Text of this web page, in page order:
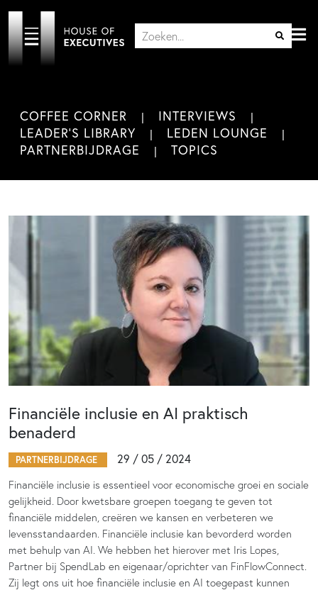
COFFEE CORNER
INTERVIEWS
LEADER'S LIBRARY
LEDEN LOUNGE
PARTNERBIJDRAGE
TOPICS
Financiële inclusie en AI praktisch
benaderd
PARTNERBIJDRAGE 29 / 05 / 2024
Financiële inclusie is essentieel voor economische groei en sociale
gelijkheid. Door kwetsbare groepen toegang te geven tot
financiële middelen, creëren we kansen en verbeteren we
levensstandaarden. Financiële inclusie kan bevorderd worden
met behulp van AI. We hebben het hierover met Iris Lopes,
Partner bij SpendLab en eigenaar/oprichter van FinFlowConnect.
Zij legt ons uit hoe financiële inclusie en AI toegepast kunnen